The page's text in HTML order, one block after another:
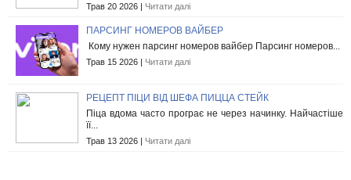
Трав 20 2026 | Читати далі
ПАРСИНГ НОМЕРОВ ВАЙБЕР
Кому нужен парсинг номеров вайбер Парсинг номеров...
Трав 15 2026 | Читати далі
РЕЦЕПТ ПІЦИ ВІД ШЕФА ПИЦЦА СТЕЙК
Піца вдома часто програє не через начинку. Найчастіше
її...
Трав 13 2026 | Читати далі